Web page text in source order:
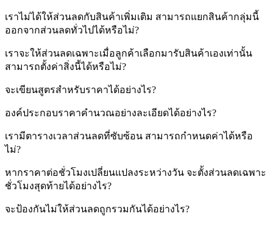
เราไม่ได้ให้ส่วนลดกับสินค้าเพิ่มเติม สามารถแยกสินค้ากลุ่มนี้
ออกจากส่วนลดทั่วไปได้หรือไม่?
เราจะให้ส่วนลดเฉพาะเมื่อลูกค้าเลือกมารับสินค้าเองเท่านั้น
สามารถตั้งค่าสิ่งนี้ได้หรือไม่?
จะเขียนสูตรสำหรับราคาได้อย่างไร?
องค์ประกอบราคาคำนวณอย่างละเอียดได้อย่างไร?
เรามีตารางเวลาส่วนลดที่ซับซ้อน สามารถกำหนดค่าได้หรือ
ไม่?
หากราคาต่อชั่วโมงเปลี่ยนแปลงระหว่างวัน จะตั้งส่วนลดเฉพาะ
ชั่วโมงสุดท้ายได้อย่างไร?
จะป้องกันไม่ให้ส่วนลดถูกรวมกันได้อย่างไร?